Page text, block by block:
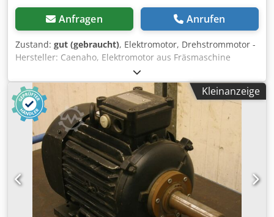
Anfragen Anrufen
Zustand: gut (gebraucht), Elektromotor, Drehstrommotor -
Hersteller: Caenaho, Elektromotor aus Fräsmaschine
Stankoimport 6P/2 -Typ: 4AM 132 M2 Y3 Djdpoycf Hasfx
Abnewa -Leistung: 11 kW -Drehzahl: 2900 U/min -Welle: Ø
38 x 80 mm -Bauform: B3 -Schutzart: IP44 -Abmessungen:
520/290/H340 mm -Gewicht: 82,1 kg
Kleinanzeige